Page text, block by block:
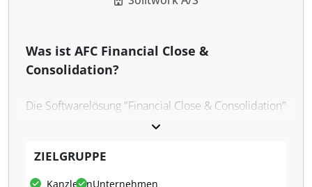
Was ist AFC Financial Close &
Consolidation?
Die Softwarelösung "Financial Close & Consolidation"
automatisiert den Finanzabschluss und die
bei. Die Software wurde entwickelt, um Transparenz
ZIELGRUPPE
KanzleienUnternehmen